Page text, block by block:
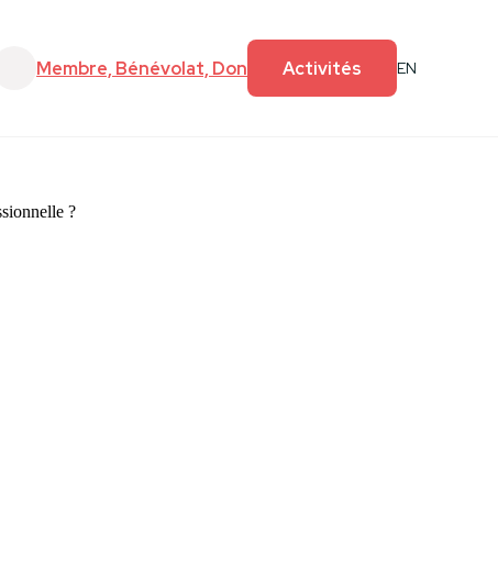
Membre, Bénévolat, Don Activités EN
Faire un don